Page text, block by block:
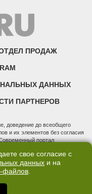
ПРОДАЖ
ДАННЫХ
ПАРТНЕРОВ
доведение до всеобщего
и их элементов без согласия
портал
и массовых коммуникаций
77 - 76634 от 02.09.2019
"66.ру". Юридический
620014, Свердловская
свое согласие с
данных и на
файлов.